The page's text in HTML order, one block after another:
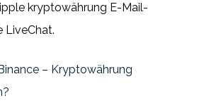
kryptowährung E-Mail-
LiveChat.
– Kryptowährung